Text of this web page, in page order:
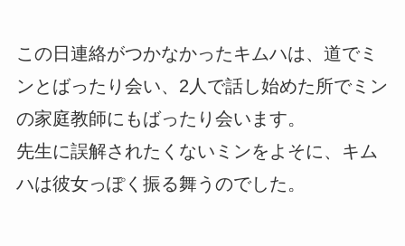
この日連絡がつかなかったキムハは、道でミ
ンとばったり会い、2人で話し始めた所でミン
の家庭教師にもばったり会います。
先生に誤解されたくないミンをよそに、キム
ハは彼女っぽく振る舞うのでした。